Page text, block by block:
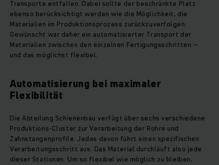
Transporte entfallen. Dabei sollte der beschränkte Platz
ebenso berücksichtigt werden wie die Möglichkeit, die
Materialien im Produktionsprozess zurückzuverfolgen.
Gewünscht war daher ein automatisierter Transport der
Materialien zwischen den einzelnen Fertigungsschritten –
und das möglichst flexibel.
Automatisierung bei maximaler
Flexibilität
Die Abteilung Schienenbau verfügt über sechs verschiedene
Produktions-Cluster zur Verarbeitung der Rohre und
Zahnstangenprofile. Jedes davon führt einen spezifischen
Verarbeitungsschritt aus. Das Material durchläuft also jede
dieser Stationen. Um so flexibel wie möglich zu bleiben,